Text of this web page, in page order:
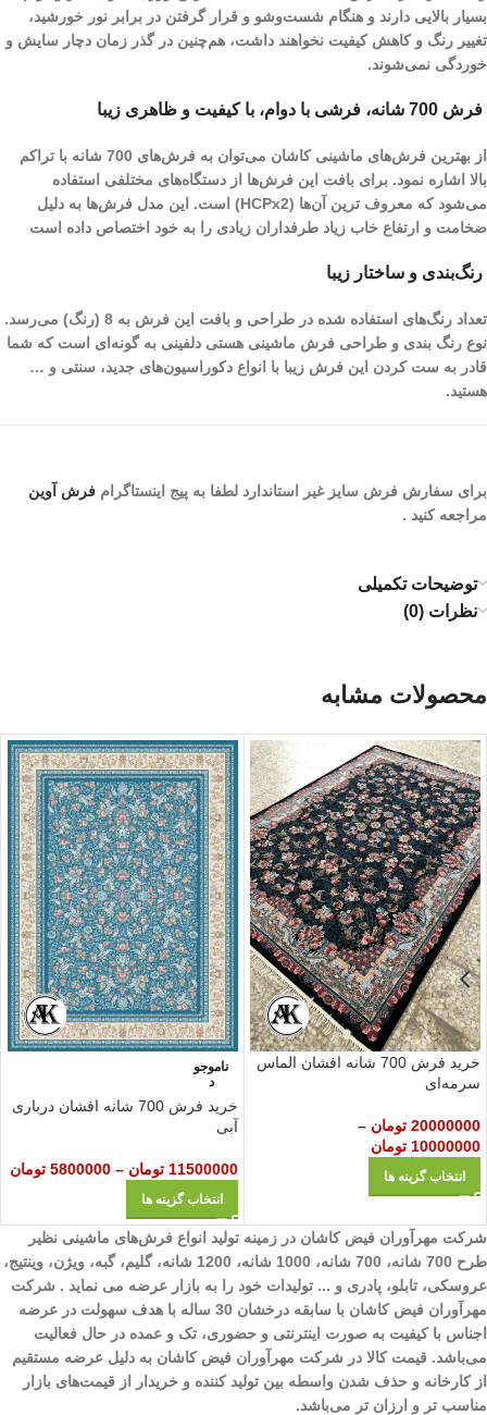
بسیار بالایی دارند و هنگام شست‌و‌شو و قرار گرفتن در برابر نور خورشید،
تغییر رنگ و کاهش کیفیت نخواهند داشت، هم‌چنین در گذر زمان دچار سایش و
خوردگی نمی‌شوند.
فرش 700 شانه، فرشی با دوام، با کیفیت و ظاهری زیبا
از بهترین فرش‌های ماشینی کاشان می‌توان به فرش‌های 700 شانه با تراکم
بالا اشاره نمود. برای بافت این فرش‌ها از دستگاه‌های مختلفی استفاده
می‌شود که معروف ترین آن‌ها (HCPx2) است. این مدل فرش‌ها به دلیل
ضخامت و ارتفاع خاب زیاد طرفداران زیادی را به خود اختصاص داده است
رنگ‌بندی و ساختار زیبا
تعداد رنگ‌های استفاده شده در طراحی و بافت این فرش به 8 (رنگ) می‌رسد.
نوع رنگ بندی و طراحی فرش ماشینی هستی دلفینی به گونه‌ای است که شما
قادر به ست کردن این فرش زیبا با انواع دکوراسیون‌های جدید، سنتی و …
هستید.
برای سفارش فرش سایز غیر استاندارد لطفا به پیج اینستاگرام فرش آوین
مراجعه کنید .
توضیحات تکمیلی
نظرات (0)
محصولات مشابه
خرید فرش 700 شانه افشان الماس
سرمه‌ای
20000000 تومان –
10000000 تومان
انتخاب گزینه ها
ناموجو
د
خرید فرش 700 شانه افشان درباری
آبی
11500000 تومان –
5800000 تومان
انتخاب گزینه ها
شرکت مهرآوران فیض کاشان در زمینه تولید انواع فرش‌های ماشینی نظیر
طرح 700 شانه، 700 شانه، 1000 شانه، 1200 شانه، گلیم، گبه، ویژن، وینتیج،
عروسکی، تابلو، پادری و ... تولیدات خود را به بازار عرضه می نماید . شرکت
مهرآوران فیض کاشان با سابقه درخشان 30 ساله با هدف سهولت در عرضه
اجناس با کیفیت به صورت اینترنتی و حضوری، تک و عمده در حال فعالیت
می‌باشد. قیمت کالا در شرکت مهرآوران فیض کاشان به دلیل عرضه مستقیم
از کارخانه و حذف شدن واسطه بین تولید کننده و خریدار از قیمت‌های بازار
مناسب تر و ارزان تر می‌باشد.